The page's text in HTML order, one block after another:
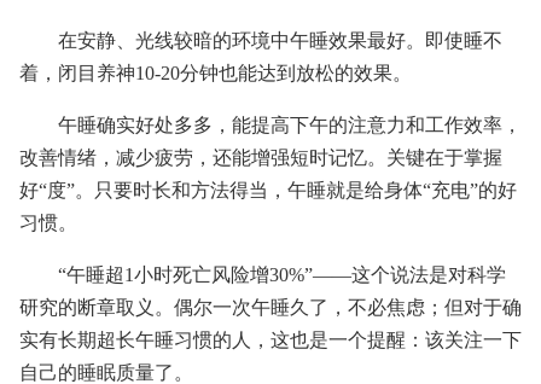
在安静、光线较暗的环境中午睡效果最好。即使睡不
着，闭目养神10-20分钟也能达到放松的效果。
午睡确实好处多多，能提高下午的注意力和工作效率，
改善情绪，减少疲劳，还能增强短时记忆。关键在于掌握
好“度”。只要时长和方法得当，午睡就是给身体“充电”的好
习惯。
“午睡超1小时死亡风险增30%”——这个说法是对科学
研究的断章取义。偶尔一次午睡久了，不必焦虑；但对于确
实有长期超长午睡习惯的人，这也是一个提醒：该关注一下
自己的睡眠质量了。